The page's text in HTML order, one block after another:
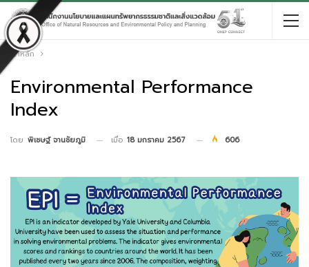
หน้าหลัก
Environmental Performance
Index
โดย พิเชษฐ์ จานชัยภูมิ เมื่อ 18 มกราคม 2567 606